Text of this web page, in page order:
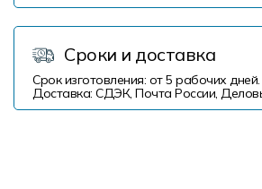
Сроки и доставка
Срок изготовления: от 5 рабочих дней.
Доставка: СДЭК, Почта России,